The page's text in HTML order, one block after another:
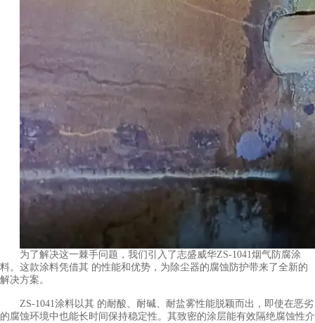
为了解决这一棘手问题，我们引入了志盛威华ZS-1041烟气防腐涂
料。这款涂料凭借其 的性能和优势，为除尘器的腐蚀防护带来了全新的
解决方案。
ZS-1041涂料以其 的耐酸、耐碱、耐盐雾性能脱颖而出，即使在恶劣
的腐蚀环境中也能长时间保持稳定性。其致密的涂层能有效隔绝腐蚀性介